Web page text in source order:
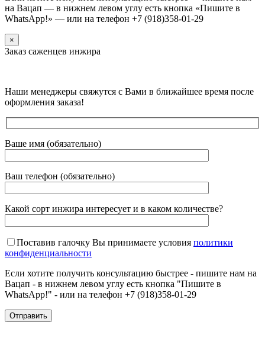
на Вацап — в нижнем левом углу есть кнопка «Пишите в
WhatsApp!» — или на телефон +7 (918)358-01-29
×
Заказ саженцев инжира
Наши менеджеры свяжутся с Вами в ближайшее время после
оформления заказа!
Ваше имя (обязательно)
Ваш телефон (обязательно)
Какой сорт инжира интересует и в каком количестве?
Поставив галочку Вы принимаете условия политики
конфиденциальности
Если хотите получить консультацию быстрее - пишите нам на
Вацап - в нижнем левом углу есть кнопка "Пишите в
WhatsApp!" - или на телефон +7 (918)358-01-29